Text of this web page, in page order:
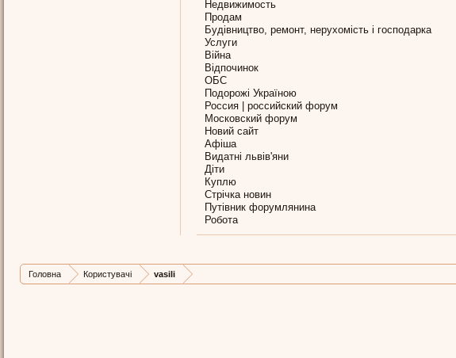
Недвижимость
Продам
Будівництво, ремонт, нерухомість і господарка
Услуги
Війна
Відпочинок
ОБС
Подорожі Україною
Россия | российский форум
Московский форум
Новий сайт
Афіша
Видатні львів'яни
Діти
Куплю
Стрічка новин
Путівник форумлянина
Робота
Головна Користувачі vasili